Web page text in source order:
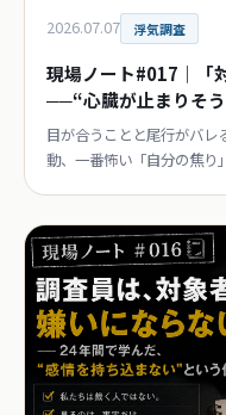
2026.07.07 浮気調査
現場ノート#017｜「
──“心臓が止まりそ
目が合うことと尾行がバレ
動、一番怖い「自分の焦